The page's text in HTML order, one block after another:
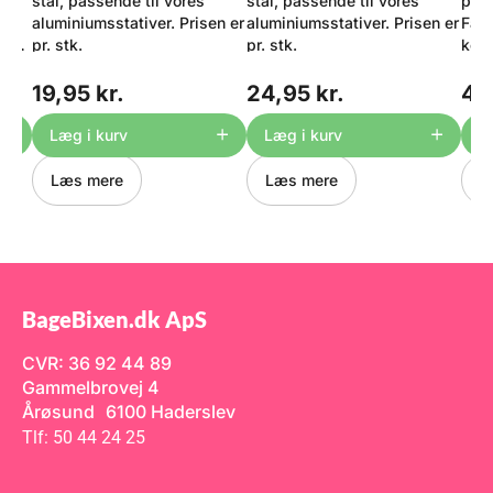
=
500
500/550
500/550/600
aluminiumsstativer. Prisen er
pr. stk.
19,95 kr.
Læg i kurv
Læs mere
aluminiumsstativer. Prisen er
pr. stk.
24,95 kr.
Læg i kurv
Læs mere
BageBixen.dk ApS
CVR: 36 92 44 89
Gammelbrovej 4
Årøsund 6100 Haderslev
Tlf: 50 44 24 25